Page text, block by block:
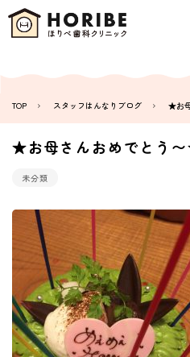
TOP スタッフはんなりブログ ★お
★お母さんおめでとう
未分類